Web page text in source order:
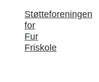
Støtteforeningen
for
Fur
Friskole